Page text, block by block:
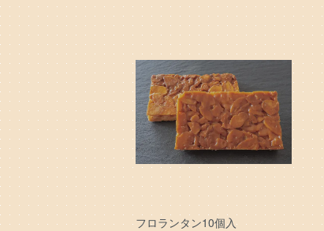
フロランタン10個入